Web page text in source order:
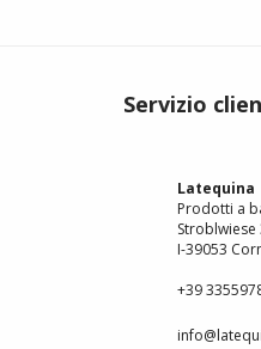
Servizio
Latequina
Prodotti a
Stroblwiese
I-39053
+39